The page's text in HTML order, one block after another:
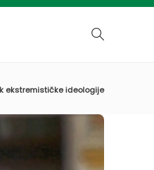
ekstremističke ideologije